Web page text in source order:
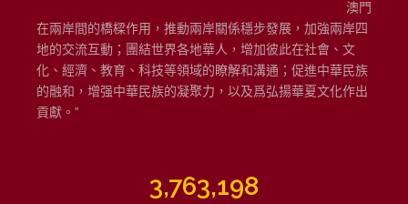
澳門
在兩岸間的橋樑作用，推動兩岸關係穩步發展，加強兩岸四
地的交流互動；團結世界各地華人，增加彼此在社會、文
化、經濟、教育、科技等領域的瞭解和溝通；促進中華民族
的融和，增强中華民族的凝聚力，以及爲弘揚華夏文化作出
貢獻。”
3,763,198